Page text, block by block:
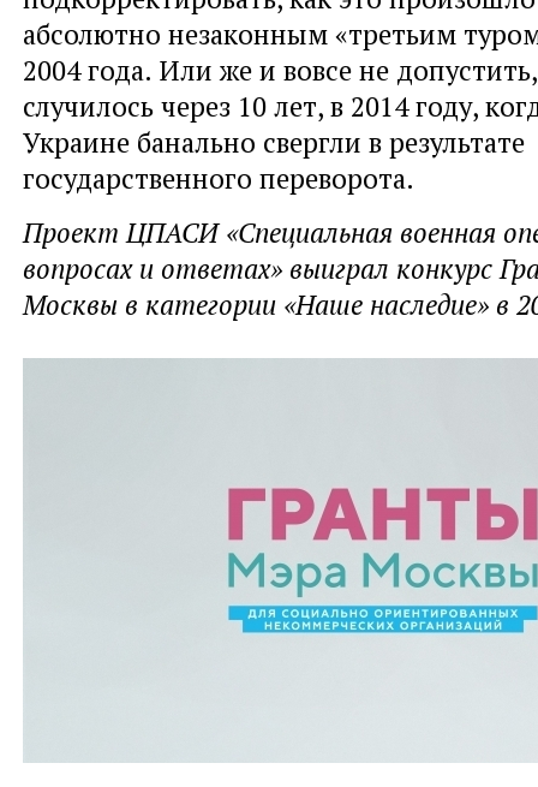
абсолютно незаконным «третьим
2004 года. Или же и вовсе не
случилось через 10 лет, в 2014 году,
Украине банально свергли в результате
государственного переворота.
Проект ЦПАСИ «Специальная военная
вопросах и ответах» выиграл конкурс
Москвы в категории «Наше наследие» в